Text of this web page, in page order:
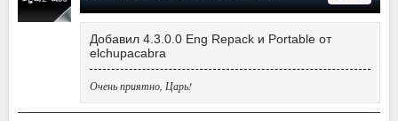
Добавил 4.3.0.0 Eng Repack и Portable от
elchupacabra
Очень приятно, Царь!